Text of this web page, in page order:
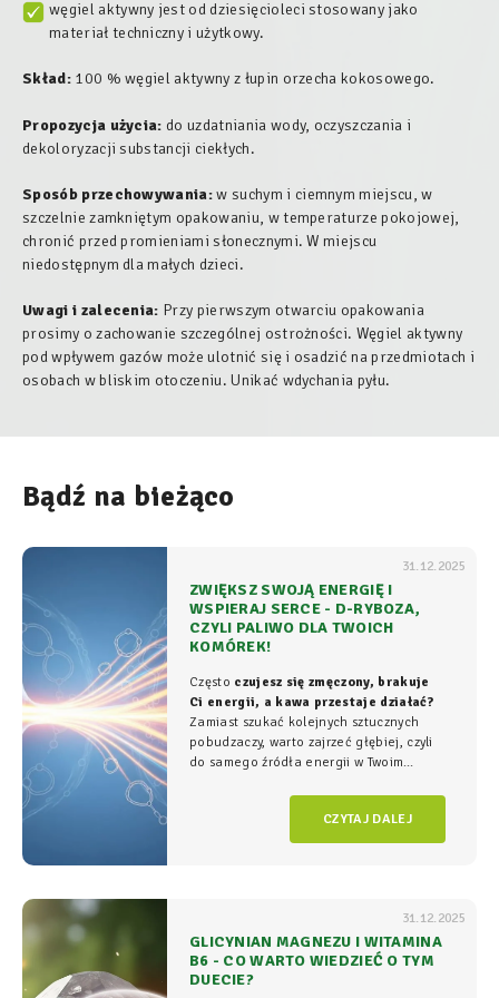
węgiel aktywny jest od dziesięcioleci stosowany jako
materiał techniczny i użytkowy.
Skład:100 % węgiel aktywny z łupin orzecha kokosowego.
Propozycja użycia: do uzdatniania wody, oczyszczania i
dekoloryzacji substancji ciekłych.
Sposób przechowywania:w suchym i ciemnym miejscu, w
szczelnie zamkniętym opakowaniu, w temperaturze pokojowej,
chronić przed promieniami słonecznymi. W miejscu
niedostępnym dla małych dzieci.
Uwagi i zalecenia: Przy pierwszym otwarciu opakowania
prosimy o zachowanie szczególnej ostrożności. Węgiel aktywny
pod wpływem gazów może ulotnić się i osadzić na przedmiotach i
osobach w bliskim otoczeniu. Unikać wdychania pyłu.
Bądź na bieżąco
31.12.2025
ZWIĘKSZ SWOJĄ ENERGIĘ I
WSPIERAJ SERCE - D-RYBOZA,
CZYLI PALIWO DLA TWOICH
KOMÓREK!
Często czujesz się zmęczony, brakuje
Ci energii, a kawa przestaje działać?
Zamiast szukać kolejnych sztucznych
pobudzaczy, warto zajrzeć głębiej, czyli
do samego źródła energii w Twoim
komórkowym rozgrywa się cała
CZYTAJ DALEJ
31.12.2025
GLICYNIAN MAGNEZU I WITAMINA
B6 - CO WARTO WIEDZIEĆ O TYM
DUECIE?